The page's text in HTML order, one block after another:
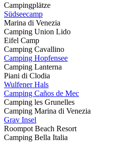
Campingplätze
Südseecamp
Marina di Venezia
Camping Union Lido
Eifel Camp
Camping Cavallino
Camping Hopfensee
Camping Lanterna
Piani di Clodia
Wulfener Hals
Camping Caños de Mec
Camping les Grunelles
Camping Marina di Venezia
Grav Insel
Roompot Beach Resort
Camping Bella Italia